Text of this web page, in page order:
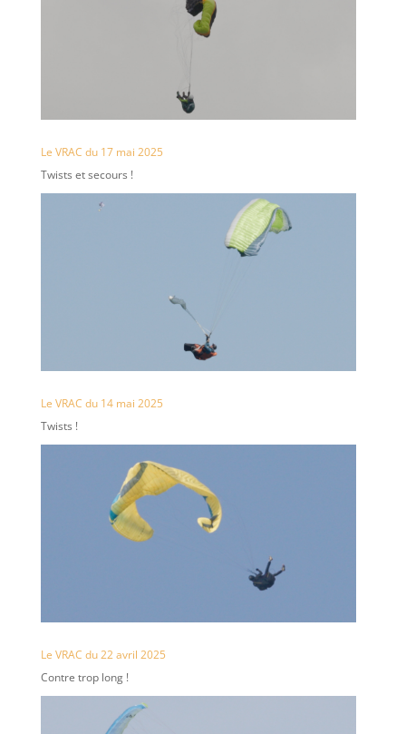
Le VRAC du 17 mai 2025
Twists et secours !
Le VRAC du 14 mai 2025
Twists !
Le VRAC du 22 avril 2025
Contre trop long !